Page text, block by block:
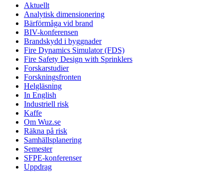
Aktuellt
Analytisk dimensionering
Bärförmåga vid brand
BIV-konferensen
Brandskydd i byggnader
Fire Dynamics Simulator (FDS)
Fire Safety Design with Sprinklers
Forskarstudier
Forskningsfronten
Helgläsning
In English
Industriell risk
Kaffe
Om Wuz.se
Räkna på risk
Samhällsplanering
Semester
SFPE-konferenser
Uppdrag